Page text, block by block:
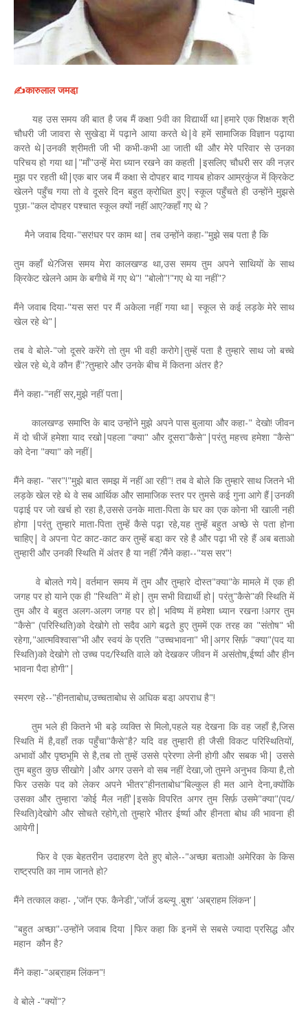
✍️कारुलाल जमडा़
यह उस समय की बात है जब मैं कक्षा 9वी का विद्यार्थी था|हमारे एक शिक्षक श्री
चौधरी जी जावरा से सुखेडा़ में पढ़ाने आया करते थे|वे हमें सामाजिक विज्ञान पढ़ाया
करते थे|उनकी श्रीमती जी भी कभी-कभी आ जाती थी और मेरे परिवार से उनका
परिचय हो गया था|"माँ"उन्हें मेरा ध्यान रखने का कहती |इसलिए चौधरी सर की नज़र
मुझ पर रहती थी|एक बार जब मैं कक्षा से दोपहर बाद गायब होकर आम्रकुंज में क्रिकेट
खेलने पहुँच गया तो वे दूसरे दिन बहुत क्रोधित हुए| स्कूल पहुँचते ही उन्होंने मुझसे
पूछा-"कल दोपहर पश्चात स्कूल क्यों नहीं आए?कहाँ गए थे ?
मैने जवाब दिया-"सर!घर पर काम था| तब उन्होंने कहा-"मुझे सब पता है कि
तुम कहाँ थे?जिस समय मेरा कालखण्ड था,उस समय तुम अपने साथियों के साथ
क्रिकेट खेलने आम के बगीचे में गए थे"! "बोलो"!"गए थे या नहीं"?
मैंने जवाब दिया-"यस सर! पर मैं अकेला नहीं गया था| स्कूल से कई लड़के मेरे साथ
खेल रहे थे"|
तब वे बोले-"जो दूसरे करेंगे तो तुम भी वही करोगे|तुम्हें पता है तुम्हारे साथ जो बच्चे
खेल रहे थे,वे कौन हैं"?तुम्हारे और उनके बीच में कितना अंतर है?
मैंने कहा-"नहीं सर,मुझे नहीं पता|
कालखण्ड समाप्ति के बाद उन्होंने मुझे अपने पास बुलाया और कहा-" देखो! जीवन
में दो चीजें हमेशा याद रखो|पहला "क्या" और दूसरा"कैसे"|परंतु महत्त्व हमेशा "कैसे"
को देना "क्या" को नहीं|
मैंने कहा- "सर"!"मुझे बात समझ में नहीं आ रही"! तब वे बोले कि तुम्हारे साथ जितने भी
लड़के खेल रहे थे वे सब आर्थिक और सामाजिक स्तर पर तुमसे कई गुना आगे हैं|उनकी
पढ़ाई पर जो खर्च हो रहा है,उससे उनके माता-पिता के घर का एक कोना भी खाली नहीं
होगा |परंतु तुम्हारे माता-पिता तुम्हें कैसे पढ़ा रहे,यह तुम्हें बहुत अच्छे से पता होना
चाहिए| वे अपना पेट काट-काट कर तुम्हें बडा़ कर रहे है और पढ़ा भी रहे हैं अब बताओ
तुम्हारी और उनकी स्थिति में अंतर है या नहीं ?मैंने कहा--"यस सर"!
वे बोलते गये| वर्तमान समय में तुम और तुम्हारे दोस्त"क्या"के मामले में एक ही
जगह पर हो याने एक ही "स्थिति" में हो| तुम सभी विद्यार्थी हो| परंतु"कैसे"की स्थिति में
तुम और वे बहुत अलग-अलग जगह पर हो| भविष्य में हमेशा ध्यान रखना !अगर तुम
"कैसे" (परिस्थिति)को देखोगे तो सदैव आगे बढ़ते हुए तुममें एक तरह का "संतोष" भी
रहेगा,"आत्मविश्वास"भी और स्वयं के प्रति "उच्चभावना" भी|अगर सिर्फ़ "क्या"(पद या
स्थिति)को देखोगे तो उच्च पद/स्थिति वाले को देखकर जीवन में असंतोष,ईर्ष्या और हीन
भावना पैदा होगी"|
स्मरण रहे--"हीनताबोध,उच्चताबोध से अधिक बडा़ अपराध है"!
तुम भले ही कितने भी बड़े व्यक्ति से मिलो,पहले यह देखना कि वह जहाँ है,जिस
स्थिति में है,वहाँ तक पहुँचा"कैसे"है? यदि वह तुम्हारी ही जैसी विकट परिस्थितियों,
अभावों और पृष्ठभूमि से है,तब तो तुम्हें उससे प्रेरणा लेनी होगी और सबक भी| उससे
तुम बहुत कुछ सीखोगे |और अगर उसने वो सब नहीं देखा,जो तुमने अनुभव किया है,तो
फिर उसके पद को लेकर अपने भीतर"हीनताबोध"बिल्कुल ही मत आने देना,क्योंकि
उसका और तुम्हारा 'कोई मैल नहीं'|इसके विपरित अगर तुम सिर्फ़ उसमे"क्या"(पद/
स्थिति)देखोगे और सोचते रहोगे,तो तुम्हारे भीतर ईर्ष्या और हीनता बोध की भावना ही
आयेगी|
फिर वे एक बेहतरीन उदाहरण देते हुए बोले--"अच्छा बताओ! अमेरिका के किस
राष्ट्रपति का नाम जानते हो?
मैंने तत्काल कहा- ,'जॉन एफ. कैनेडी','जॉर्ज डब्ल्यू .बुश' 'अब्राहम लिंकन'|
"बहुत अच्छा"-उन्होंने जवाब दिया |फिर कहा कि इनमें से सबसे ज्यादा प्रसिद्ध और
महान कौन है?
मैंने कहा-"अब्राहम लिंकन"!
वे बोले -"क्यों"?